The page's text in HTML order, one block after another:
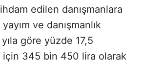
edilen danışmanlara
ve danışmanlık
göre yüzde 17,5
için 345 bin 450 lira olarak